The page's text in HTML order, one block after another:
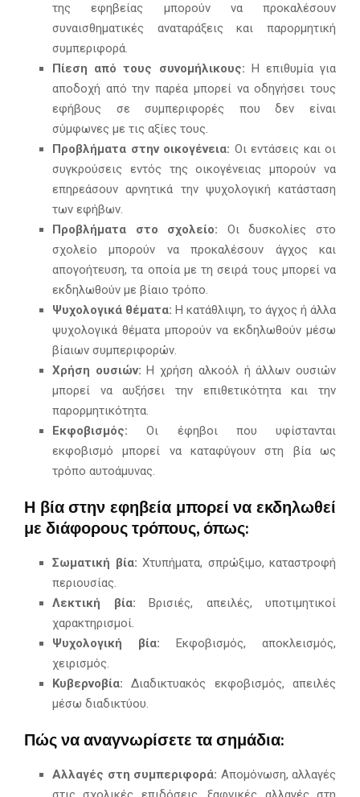
της εφηβείας μπορούν να προκαλέσουν
συναισθηματικές αναταράξεις και παρορμητική
συμπεριφορά.
Πίεση από τους συνομήλικους: Η επιθυμία για
αποδοχή από την παρέα μπορεί να οδηγήσει τους
εφήβους σε συμπεριφορές που δεν είναι
σύμφωνες με τις αξίες τους.
Προβλήματα στην οικογένεια: Οι εντάσεις και οι
συγκρούσεις εντός της οικογένειας μπορούν να
επηρεάσουν αρνητικά την ψυχολογική κατάσταση
των εφήβων.
Προβλήματα στο σχολείο: Οι δυσκολίες στο
σχολείο μπορούν να προκαλέσουν άγχος και
απογοήτευση, τα οποία με τη σειρά τους μπορεί να
εκδηλωθούν με βίαιο τρόπο.
Ψυχολογικά θέματα: Η κατάθλιψη, το άγχος ή άλλα
ψυχολογικά θέματα μπορούν να εκδηλωθούν μέσω
βίαιων συμπεριφορών.
Χρήση ουσιών: Η χρήση αλκοόλ ή άλλων ουσιών
μπορεί να αυξήσει την επιθετικότητα και την
παρορμητικότητα.
Εκφοβισμός: Οι έφηβοι που υφίστανται
εκφοβισμό μπορεί να καταφύγουν στη βία ως
τρόπο αυτοάμυνας.
Η βία στην εφηβεία μπορεί να εκδηλωθεί
με διάφορους τρόπους, όπως:
Σωματική βία: Χτυπήματα, σπρώξιμο, καταστροφή
περιουσίας.
Λεκτική βία: Βρισιές, απειλές, υποτιμητικοί
χαρακτηρισμοί.
Ψυχολογική βία: Εκφοβισμός, αποκλεισμός,
χειρισμός.
Κυβερνοβία: Διαδικτυακός εκφοβισμός, απειλές
μέσω διαδικτύου.
Πώς να αναγνωρίσετε τα σημάδια:
Αλλαγές στη συμπεριφορά: Απομόνωση, αλλαγές